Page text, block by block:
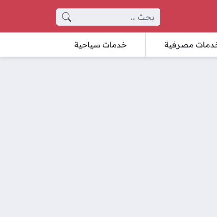
البحث عن:
مصرفية خدمات سياحية